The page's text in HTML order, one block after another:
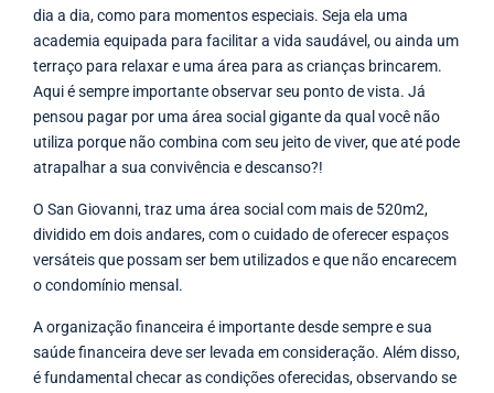
dia a dia, como para momentos especiais. Seja ela uma
academia equipada para facilitar a vida saudável, ou ainda um
terraço para relaxar e uma área para as crianças brincarem.
Aqui é sempre importante observar seu ponto de vista. Já
pensou pagar por uma área social gigante da qual você não
utiliza porque não combina com seu jeito de viver, que até pode
atrapalhar a sua convivência e descanso?!
O San Giovanni, traz uma área social com mais de 520m2,
dividido em dois andares, com o cuidado de oferecer espaços
versáteis que possam ser bem utilizados e que não encarecem
o condomínio mensal.
A organização financeira é importante desde sempre e sua
saúde financeira deve ser levada em consideração. Além disso,
é fundamental checar as condições oferecidas, observando se